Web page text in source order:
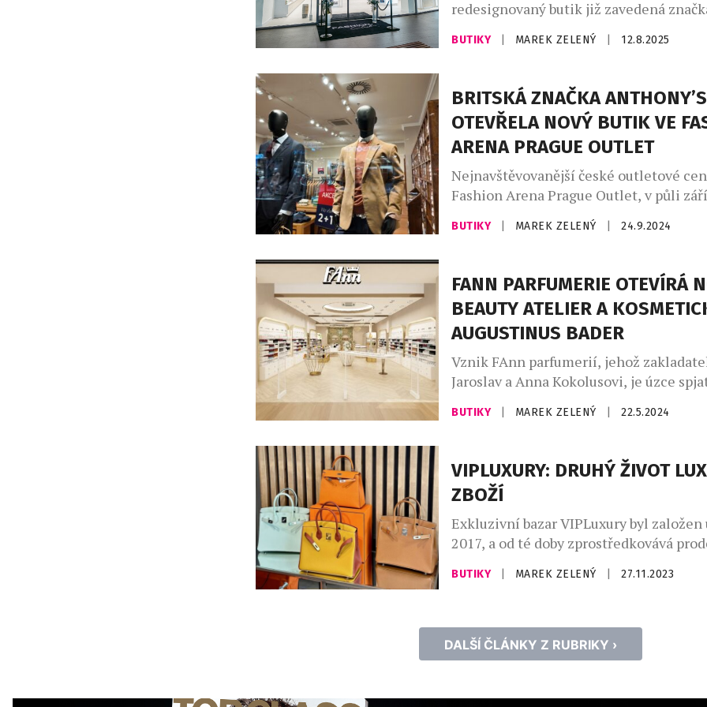
redesignovaný butik již zavedená
Cosmetics Company Store, která nabízí
luxusní kosmetiky. Tento obchod o
rozložení interiéru, ve kterém dostávají
prezentační prostor produkty značek
Lauder, Clinique, MAC, Tom Ford
BUTIKY MAREK ZELENÝ 12.8.2025
BRITSKÁ ZNAČKA ANTHONY’S
OTEVŘELA NOVÝ BUTIK VE
ARENA PRAGUE OUTLET
Nejnavštěvovanější české outletové
Fashion Arena Prague Outlet, v půli září
nový butik oblíbené módní značky
Designový obchod o výměře 98 m²
Značka Anthony’s tak rozšíří sortiment
módy, kterou zákazníci naleznou
jako GANT, Armani či Polo Ralph
butiku […]
BUTIKY MAREK ZELENÝ 24.9.2024
FANN PARFUMERIE OTEVÍRÁ
BEAUTY ATELIER A
AUGUSTINUS BADER
Vznik FAnn parfumerií, jehož
Jaroslav a Anna Kokolusovi, je úzce
porevolučním Československem. V roce
otevřeny první tři FAnn parfumerie, dvě
společnosti je od samého počátku až do
Brně, na půl cesty mezi Prahou a
rozpadu federace však […]
BUTIKY MAREK ZELENÝ 22.5.2024
VIPLUXURY: DRUHÝ ŽIVOT
ZBOŽÍ
Exkluzivní bazar VIPLuxury byl založen
2017, a od té doby zprostředkovává
luxusního zboží světových značek.
z jednoho obchodu stalo hned několik,
@vipluxuryworldbazar. „V dnešní době
funkční aplikaci je možné najít ke
BUTIKY MAREK ZELENÝ 27.11.2023
DALŠÍ ČLÁNKY Z RUBRIKY ›